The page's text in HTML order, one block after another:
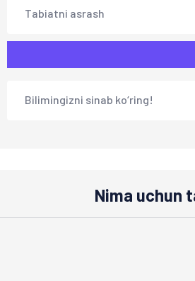
Tabiatni asrash
Bilimingizni sinab ko‘ring!
Nima uchun